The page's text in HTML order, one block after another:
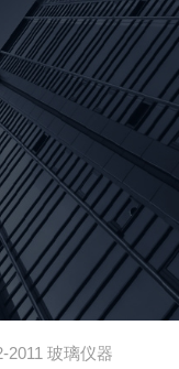
2011 玻璃仪器